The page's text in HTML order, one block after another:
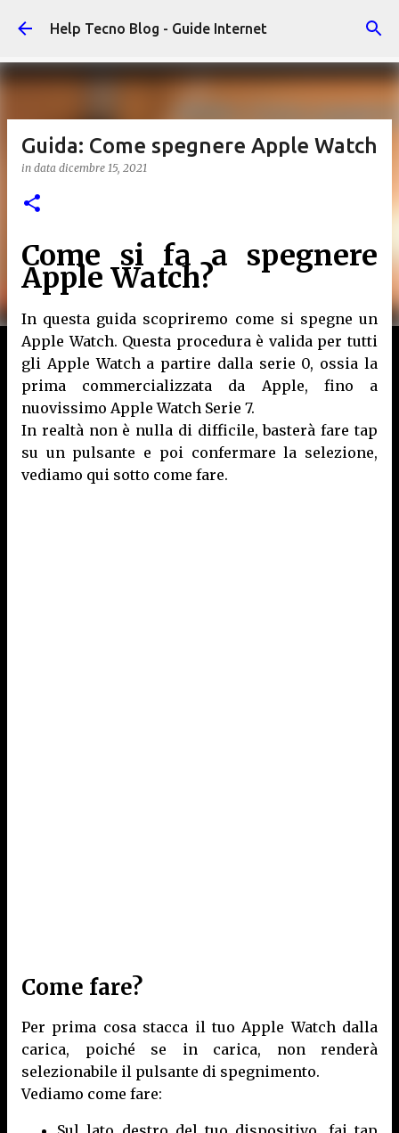
Passa ai contenuti principali
Help Tecno Blog - Guide Internet
Guida: Come spegnere Apple Watch
in data dicembre 15, 2021
Come si fa a spegnere
Apple Watch?
In questa guida scopriremo come si spegne un
Apple Watch. Questa procedura è valida per tutti
gli Apple Watch a partire dalla serie 0, ossia la
prima commercializzata da Apple, fino a
nuovissimo Apple Watch Serie 7.
In realtà non è nulla di difficile, basterà fare tap
su un pulsante e poi confermare la selezione,
vediamo qui sotto come fare.
Come fare?
Per prima cosa stacca il tuo Apple Watch dalla
carica, poiché se in carica, non renderà
selezionabile il pulsante di spegnimento.
Vediamo come fare: